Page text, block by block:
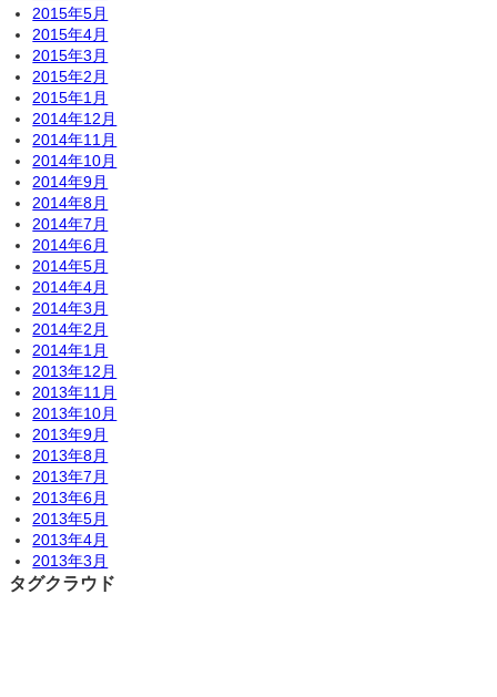
2015年5月
2015年4月
2015年3月
2015年2月
2015年1月
2014年12月
2014年11月
2014年10月
2014年9月
2014年8月
2014年7月
2014年6月
2014年5月
2014年4月
2014年3月
2014年2月
2014年1月
2013年12月
2013年11月
2013年10月
2013年9月
2013年8月
2013年7月
2013年6月
2013年5月
2013年4月
2013年3月
タグクラウド